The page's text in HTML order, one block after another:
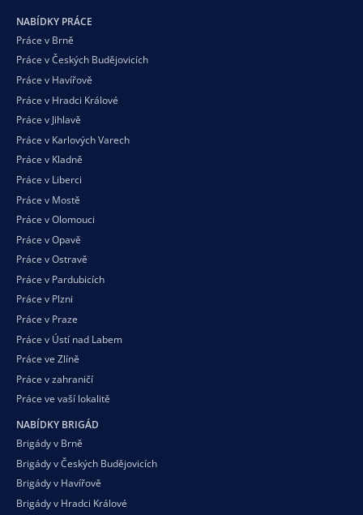
NABÍDKY PRÁCE
Práce v Brně
Práce v Českých Budějovicích
Práce v Havířově
Práce v Hradci Králové
Práce v Jihlavě
Práce v Karlových Varech
Práce v Kladně
Práce v Liberci
Práce v Mostě
Práce v Olomouci
Práce v Opavě
Práce v Ostravě
Práce v Pardubicích
Práce v Plzni
Práce v Praze
Práce v Ústí nad Labem
Práce ve Zlíně
Práce v zahraničí
Práce ve vaší lokalitě
NABÍDKY BRIGÁD
Brigády v Brně
Brigády v Českých Budějovicích
Brigády v Havířově
Brigády v Hradci Králové